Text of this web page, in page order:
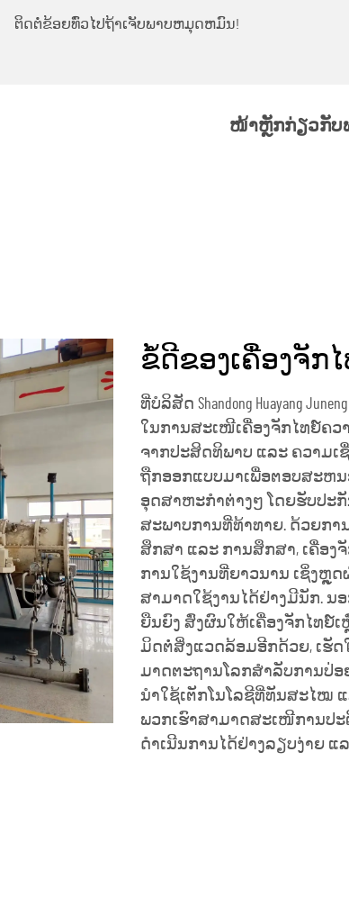
ຕິດຕໍ່ຂ້ອຍທົ່ວໄປຖ້າເຈັບພາບຫມຸດຫມົນ!
ໜ້າຫຼັກກ່ຽວກັບ
ຂໍ້ດີຂອງເຄື່ອງຈັກ
ທີ່ບໍລິສັດ Shandong Huayang
ໃນການສະເໜີເຄື່ອງຈັກໄທຍ໌ຄວ
ຈາກປະສິດທິພາບ ແລະ ຄວາມເ
ຖືກອອກແບບມາເພື່ອຕອບສະຫນ
ອຸດສາຫະກຳຕ່າງໆ ໂດຍຮັບປະ
ສະພາບການທີ່ທ້າທາຍ. ດ້ວຍກ
ສຶກສາ ແລະ ການສຶກສາ, ເຄື່ອງ
ການໃຊ້ງານທີ່ຍາວນານ ເຊິ່ງຫຼຸ
ສາມາດໃຊ້ງານໄດ້ຢ່າງມີນັກ. ນ
ຍືນຍົງ ສົ່ງຜົນໃຫ້ເຄື່ອງຈັກໄທຍ໌
ມິດຕໍ່ສິ່ງແວດລ້ອມອີກດ້ວຍ, ເຮັ
ມາດຕະຖານໂລກສຳລັບການປ່ອ
ນຳໃຊ້ເຕັກໂນໂລຊີທີ່ທັນສະໄໝ
ພວກເຮົາສາມາດສະເໜີການປ
ດຳເນີນການໄດ້ຢ່າງລຽບງ່າຍ ແ